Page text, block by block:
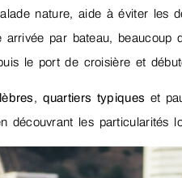
nature, aide à éviter les
par bateau, beaucoup
le port de croisière et
, quartiers typiques et
découvrant les particularités